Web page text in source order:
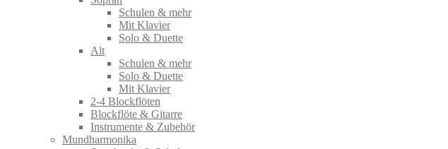
Schulen & mehr
Mit Klavier
Solo & Duette
Alt
Schulen & mehr
Solo & Duette
Mit Klavier
2-4 Blockflöten
Blockflöte & Gitarre
Instrumente & Zubehör
Mundharmonika